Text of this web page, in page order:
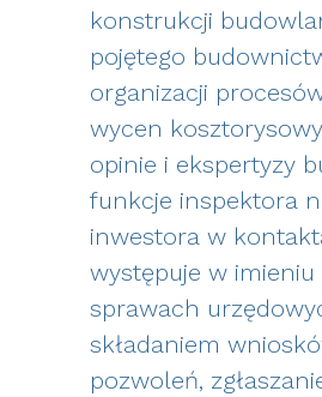
konstrukcji
pojętego
organizacji
wycen
opinie i ekspertyzy
funkcje inspektora
inwestora w
występuje w
sprawach
składaniem
pozwoleń,